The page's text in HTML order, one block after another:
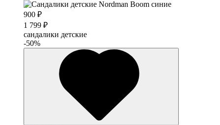
900 ₽
1 799 ₽
сандалики детские
-50%